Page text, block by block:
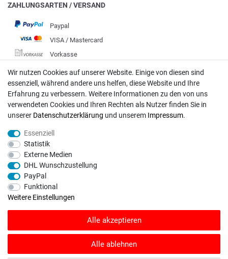
ZAHLUNGSARTEN / VERSAND
Paypal
VISA / Mastercard
Vorkasse
DHL
Deutsche Post
Bei Fragen wenden Sie sich direkt an unser Service-Team.
info@rasentraktoren-motoren.de
MA-Versand GmbH, 53925 Kall, In der Laach 1-3
SHOPVOTE Bewertungen. SHOPVOTE setzt automatische und manuelle
Wir nutzen Cookies auf unserer Website. Einige von diesen sind
essenziell, während andere uns helfen, diese Website und Ihre
Erfahrung zu verbessern. Weitere Informationen zu den von uns
verwendeten Cookies und Ihren Rechten als Nutzer finden Sie in
unserer Daten­schutz­erklärung und unserem Impressum.
Essenziell
Statistik
Externe Medien
DHL Wunschzustellung
PayPal
Funktional
Weitere Einstellungen
Alle akzeptieren
Alle ablehnen